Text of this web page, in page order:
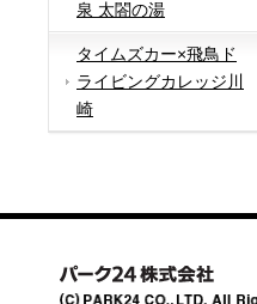
泉 太閤の湯
タイムズカー×飛鳥ド
ライビングカレッジ川
崎